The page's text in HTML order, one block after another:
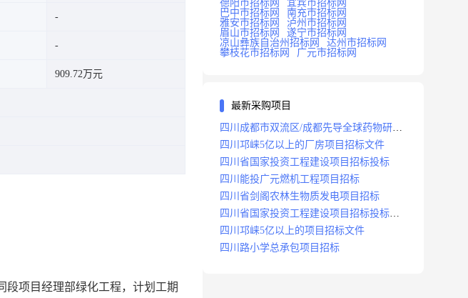
909.72万元
项目经理部绿化工程，计划工期
德阳市招标网
宜宾市招标网
巴中市招标网
南充市招标网
雅安市招标网
泸州市招标网
眉山市招标网
遂宁市招标网
凉山彝族自治州招标网
达州市招标网
攀枝花市招标网
广元市招标网
最新采购项目
四川成都市双流区/成都先导全球药物研发
生产基地(一期)(dj)项目招标标段
四川邛崃5亿以上的厂房项目招标文件
四川省国家投资工程建设项目招标投标
四川能投广元燃机工程项目招标
四川省剑阁农林生物质发电项目招标
四川省国家投资工程建设项目招标投标
2008年版
四川邛崃5亿以上的项目招标文件
四川路小学总承包项目招标